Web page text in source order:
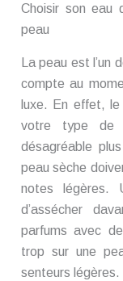
Choisir son eau
peau
La peau est
compte au
luxe. En effet,
votre type de
désagréable
peau sèche
notes légères.
d’assécher
parfums avec
trop sur une
senteurs légères.